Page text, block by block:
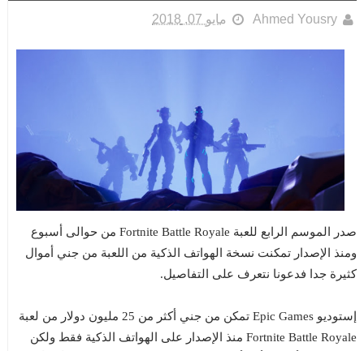
Ahmed Yousry مايو 07, 2018
صدر الموسم الرابع للعبة Fortnite Battle Royale من حوالى أسبوع
ومنذ الإصدار تمكنت نسخة الهواتف الذكية من اللعبة من جني أموال
كثيرة جدا فدعونا نتعرف على التفاصيل.
إستوديو Epic Games تمكن من جني أكثر من 25 مليون دولار من لعبة
Fortnite Battle Royale منذ الإصدار على الهواتف الذكية فقط ولكن